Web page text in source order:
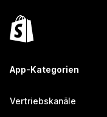
App-Kategorien
Vertriebskanäle